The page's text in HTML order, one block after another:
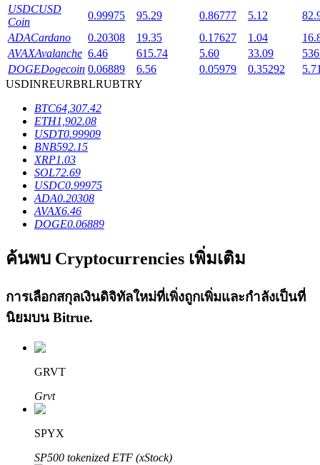
บริการยืมเงินที่ได้รับการสนับสนุนจาก Crypto
ลงทุนอัตโนมัติ
คว้าผลกำไรระยะยาวและผลประโยชน์ที่ยืดหยุ่น
เรียนรู้ Staking
เรียนรู้เกี่ยวกับการสร้างรายได้แบบพาสซีฟ
Bitrue
USDCUSD
Coin
0.99975 95.29 0.86777 5.12
ADACardano 0.20308 19.35 0.17627 1.04
AVAXAvalanche 6.46 615.74 5.60 33.09
DOGEDogecoin 0.06889 6.56 0.05979 0.35292
USDINREURBRLRUBTRY
BTC64,307.42
ETH1,902.08
USDT0.99909
BNB592.15
XRP1.03
SOL72.69
USDC0.99975
ADA0.20308
AVAX6.46
DOGE0.06889
ค้นพบ Cryptocurrencies เพิ่มเติม
การเลือกสกุลเงินดิจิทัลใหม่ที่เพิ่งถูกเพิ่มและกำลังเป็นที่
นิยมบน Bitrue.
GRVT
Grvt
SPYX
SP500 tokenized ETF (xStock)